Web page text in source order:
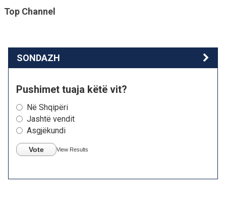
Top Channel
SONDAZH
Pushimet tuaja këtë vit?
Në Shqipëri
Jashtë vendit
Asgjëkundi
Vote View Results